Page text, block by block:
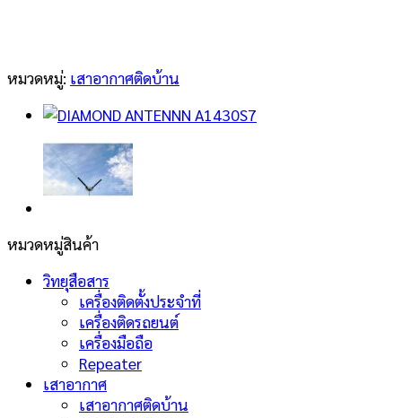
หมวดหมู่: เสาอากาศติดบ้าน
หมวดหมู่สินค้า
วิทยุสือสาร
เครื่องติดตั้งประจำที่
เครื่องติดรถยนต์
เครื่องมือถือ
Repeater
เสาอากาศ
เสาอากาศติดบ้าน